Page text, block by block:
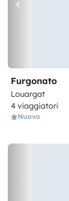
Furgonato
Louargat
4 viaggiatori
Nuovo